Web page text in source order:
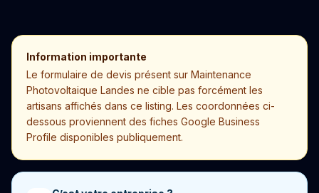
Information importante
Le formulaire de devis présent sur Maintenance
Photovoltaique Landes ne cible pas forcément les
artisans affichés dans ce listing. Les coordonnées ci-
dessous proviennent des fiches Google Business
Profile disponibles publiquement.